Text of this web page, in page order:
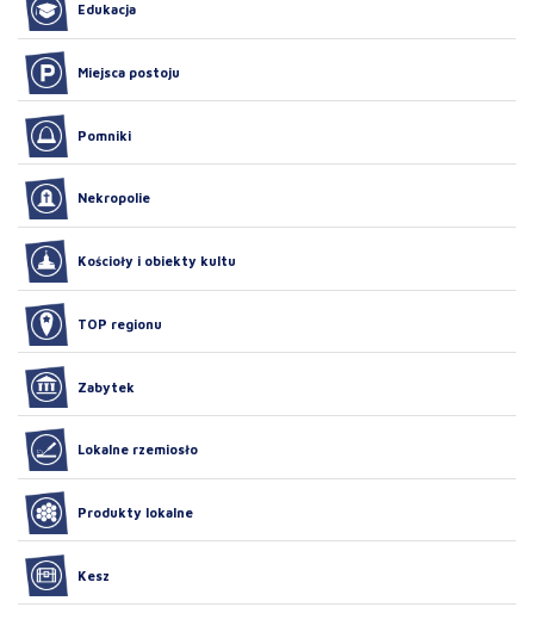
Edukacja
Miejsca postoju
Pomniki
Nekropolie
Kościoły i obiekty kultu
TOP regionu
Zabytek
Lokalne rzemiosło
Produkty lokalne
Kesz